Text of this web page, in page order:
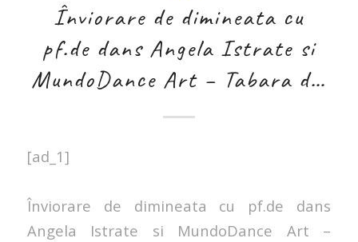
Înviorare de dimineata cu
pf.de dans Angela Istrate si
MundoDance Art – Tabara d…
[ad_1]
Înviorare de dimineata cu pf.de dans
Angela Istrate si MundoDance Art –